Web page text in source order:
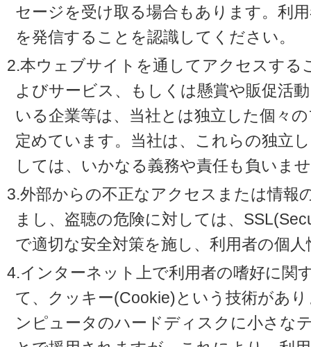
セージを受け取る場合もあります。利
を発信することを認識してください。
2.本ウェブサイトを通してアクセスする
よびサービス、もしくは懸賞や販促活
いる企業等は、当社とは独立した個々
定めています。当社は、これらの独立
しては、いかなる義務や責任も負いま
3.外部からの不正なアクセスまたは情報
まし、盗聴の危険に対しては、
で適切な安全対策を施し、利用者の個
4.インターネット上で利用者の嗜好に関
て、クッキー(Cookie)という技術があ
ンピュータのハードディスクに小さな